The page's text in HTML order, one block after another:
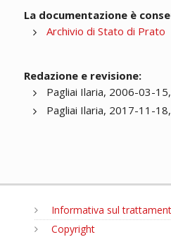
La documentazione è
Archivio di Stato di Prato
Redazione e revisione:
Pagliai Ilaria, 2006-03-
Pagliai Ilaria, 2017-11-
Informativa sul
Copyright